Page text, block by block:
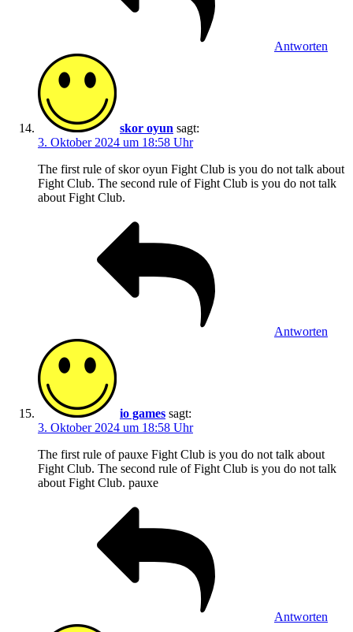
Antworten
skor oyun sagt:
3. Oktober 2024 um 18:58 Uhr
The first rule of skor oyun Fight Club is you do not talk about
Fight Club. The second rule of Fight Club is you do not talk
about Fight Club.
Antworten
io games sagt:
3. Oktober 2024 um 18:58 Uhr
The first rule of pauxe Fight Club is you do not talk about
Fight Club. The second rule of Fight Club is you do not talk
about Fight Club. pauxe
Antworten